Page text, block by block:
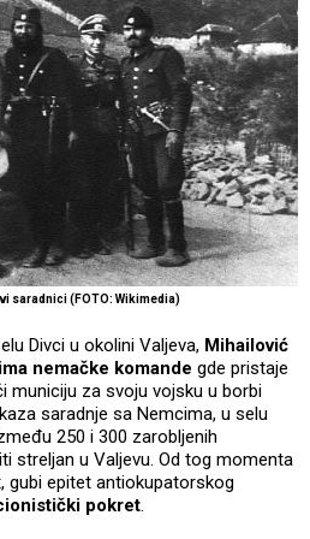
saradnici (FOTO: Wikimedia)
Divci u okolini Valjeva, Mihailović
nemačke komande gde pristaje
municiju za svoju vojsku u borbi
saradnje sa Nemcima, u selu
250 i 300 zarobljenih
streljan u Valjevu. Od tog momenta
gubi epitet antiokupatorskog
pokret.